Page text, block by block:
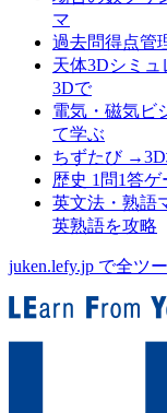
マ
過去問得点管
天体3Dシミュ
3Dで
電気・磁気ビ
て学ぶ
ちずたび→
歴史 1問1答ゲ
英文法・熟語
英熟語を攻略
juken.lefy.jp で全ツ